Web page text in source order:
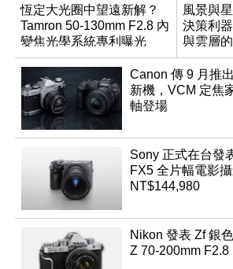
恆定大光圈中望遠新解？
Tamron 50-130mm F2.8 內
變焦光學系統專利曝光
風景與
決策利
與雲層
App「
Canon 傳 9 月推
新機，VCM 定焦
軸登場
Sony 正式在台發
FX5 全片幅電影
NT$144,980
Nikon 發表 Zf 銀
Z 70-200mm F2.8